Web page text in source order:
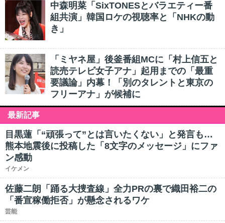
中森明菜「SixTONESとバラエティー番
組共演」韓国ロケの視聴率と「NHKの動
き」
「ミヤネ屋」後釜番組MCに「村上信五と
読売テレビ女子アナ」起用までの「最重
要議論」内幕！「別のタレントと東京の
フリーアナ」が候補に
最新記事
目黒蓮「“頑張って”とは言いたくない」と発言も…
熊本地震後に投稿した「8文字のメッセージ」にファ
ン感動
イケメン
佐藤二朗「踊る大捜査線」全力PRの裏で織田裕二の
「番宣稼働拒否」が懸念されるワケ
芸能